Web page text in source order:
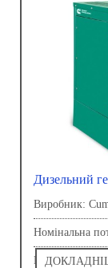
Дизельний
Виробник:
Номінальна
Напруга, В: